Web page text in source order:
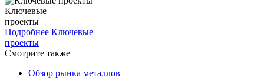
Ключевые
проекты
Подробнее Ключевые
проекты
Смотрите также
Обзор рынка металлов